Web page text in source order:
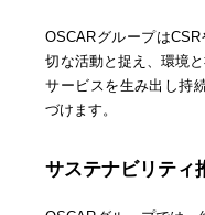
OSCARグループは
切な活動と捉え、環境
サービスを生み出し持
づけます。
サステナビリティ